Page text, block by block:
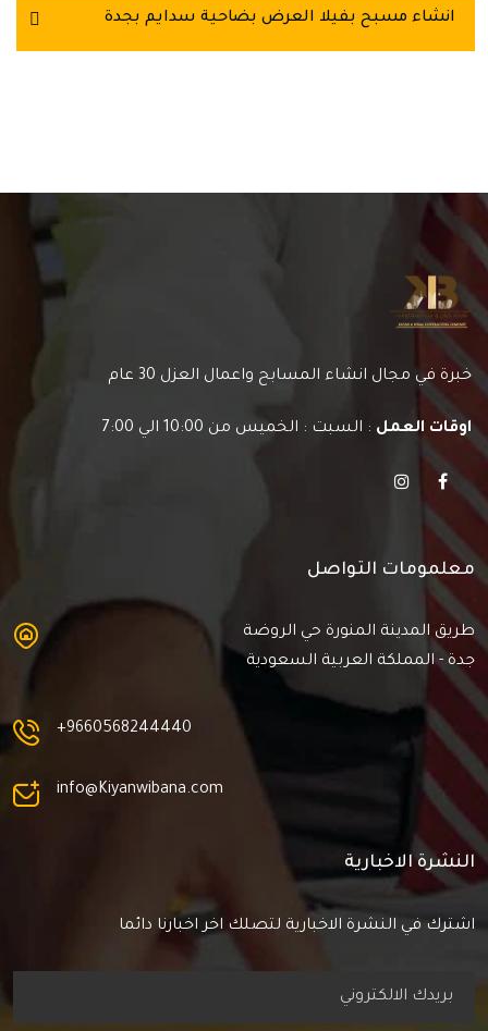
انشاء مسبح بفيلا العرض بضاحية سدايم بجدة
خبرة في مجال انشاء المسابح واعمال العزل 30 عام
اوقات العمل : السبت : الخميس من 10:00 الي 7:00
معلمومات التواصل
طريق المدينة المنورة حي الروضة
جدة - المملكة العربية السعودية
+9660568244440
info@Kiyanwibana.com
النشرة الاخبارية
اشترك في النشرة الاخبارية لتصلك اخر اخبارنا دائما